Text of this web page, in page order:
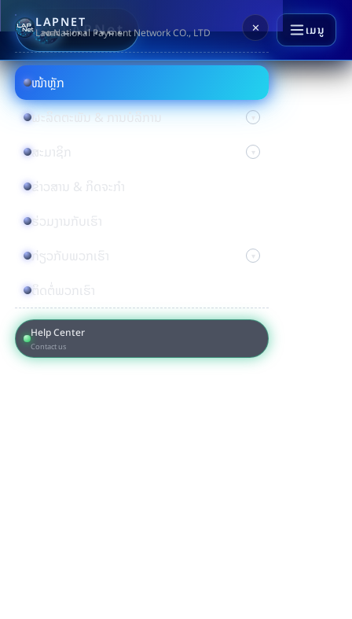
LAPNet ເມນູ
LAPNET
Lao National Payment Network CO., LTD ✕
ໜ້າຫຼັກ
ຜະລິດຕະພັນ & ການບໍລິການ
ສະມາຊິກ
ຂ່າວສານ & ກິດຈະກຳ
ຮ່ວມງານກັບເຮົາ
ກ່ຽວກັບພວກເຮົາ
ຕິດຕໍ່ພວກເຮົາ
Help Center
Contact us